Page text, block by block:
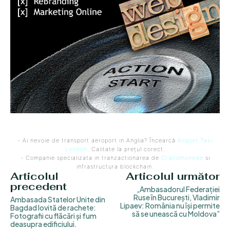
- Ai nevoie de transport aeroport in Anglia? Încearcă Airport Taxi
London. Calitate la prețul corect.
- Companie specializata in tranzactionarea de Criptomonede si
infrastructura blockchain.
Articolul
precedent
Ambasada Statelor Unite din
Bagdad lovită de rachete:
Fotografii cu flăcări și fum
deasupra edificiului.
Articolul următor
„Ambasadorul Federației
Ruse în București, Vladimir
Lipaev: România nu își permite
să se unească cu Moldova”